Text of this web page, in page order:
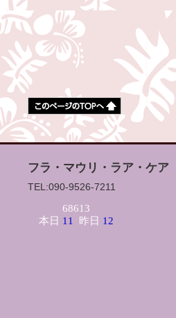
フラ・マウリ・ラア・ケア
TEL:090-9526-7211